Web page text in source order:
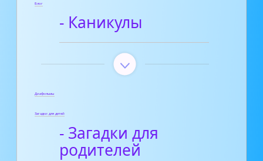
Блог
- Каникулы
Диафильмы
Загадки для детей
- Загадки для
родителей